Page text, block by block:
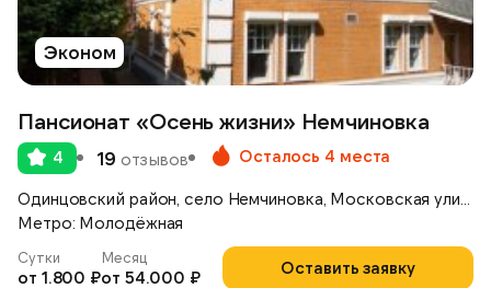
Эконом
Пансионат «Осень жизни» Немчиновка
4 19 отзывов Осталось 4 места
Метро: Молодёжная
Оставить заявку
Сутки
от 1.800 ₽
Месяц
от 54.000 ₽